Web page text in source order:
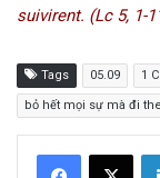
suivirent. (Lc 5, 1-
Tags 05.09 1
bỏ hết mọi sự mà đi